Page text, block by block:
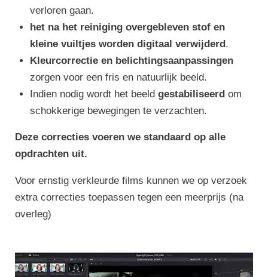
verloren gaan.
het na het reiniging overgebleven stof en
kleine vuiltjes worden digitaal verwijderd.
Kleurcorrectie en belichtingsaanpassingen
zorgen voor een fris en natuurlijk beeld.
Indien nodig wordt het beeld gestabiliseerd om
schokkerige bewegingen te verzachten.
Deze correcties voeren we standaard op alle
opdrachten uit.
Voor ernstig verkleurde films kunnen we op verzoek
extra correcties toepassen tegen een meerprijs (na
overleg)